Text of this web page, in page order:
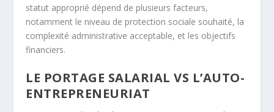
statut approprié dépend de plusieurs facteurs,
notamment le niveau de protection sociale souhaité, la
complexité administrative acceptable, et les objectifs
financiers.
LE PORTAGE SALARIAL VS L’AUTO-
ENTREPRENEURIAT